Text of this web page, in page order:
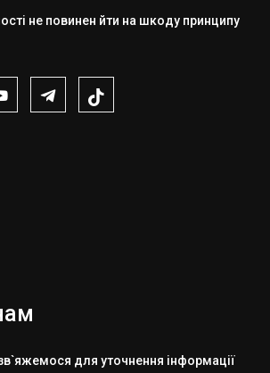
не повинен йти на шкоду принципу
для уточнення інформації